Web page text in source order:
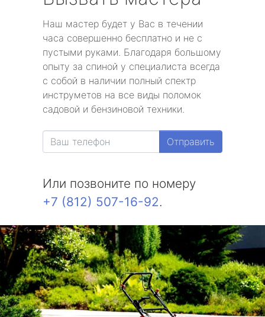
Наш мастер будет у Вас в течении
часа совершенно бесплатно и не с
пустыми руками. Благодаря большому
опыту за спиной у специалиста всегда
с собой в наличии полный спектр
инструметов на все виды поломок
садовой и бензиновой техники.
Отправить
Или позвоните по номеру
+7 (812) 507-16-92.